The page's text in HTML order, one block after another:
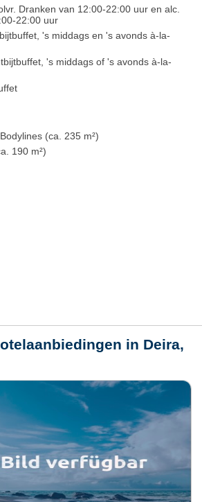
Dranken van 12:00-22:00 uur en alc.
22:00 uur
's middags en 's avonds à-la-
's middags of 's avonds à-la-
(ca. 235 m²)
190 m²)
in Deira,